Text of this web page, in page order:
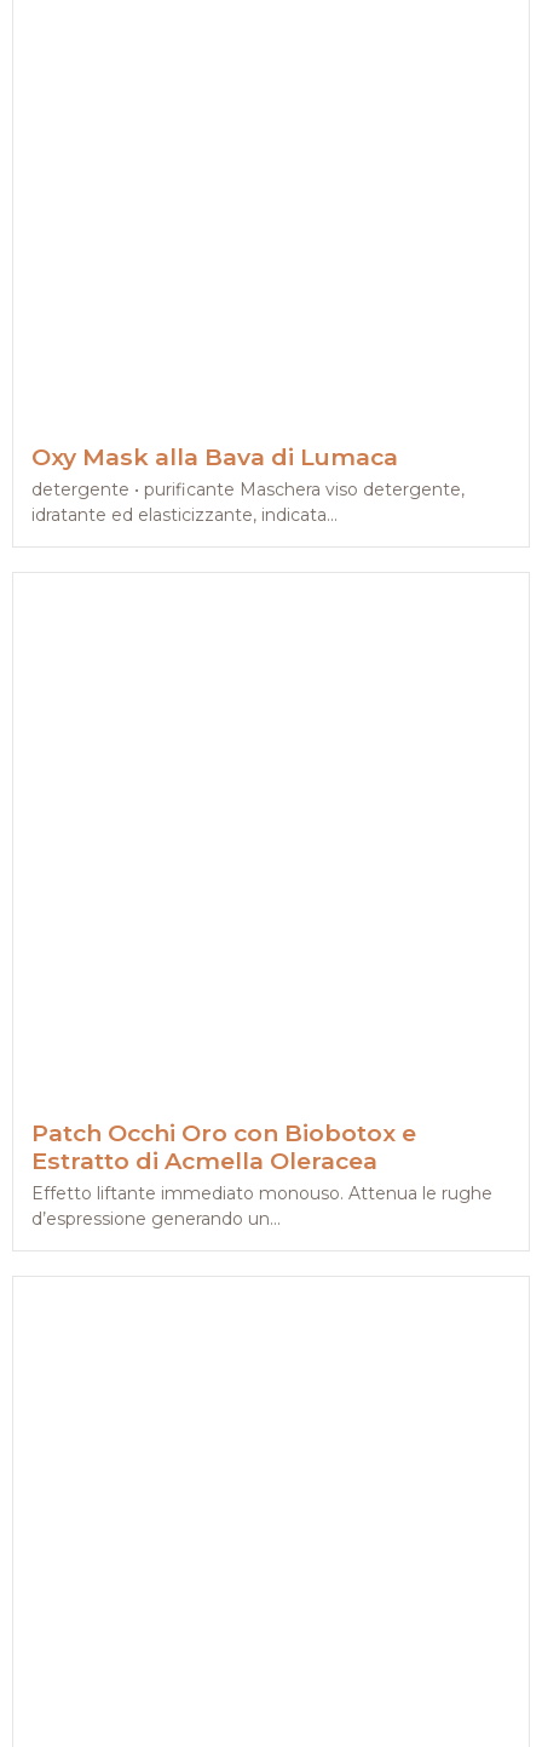
Oxy Mask alla Bava di Lumaca
detergente • purificante Maschera viso detergente,
idratante ed elasticizzante, indicata...
Patch Occhi Oro con Biobotox e
Estratto di Acmella Oleracea
Effetto liftante immediato monouso. Attenua le rughe
d’espressione generando un...